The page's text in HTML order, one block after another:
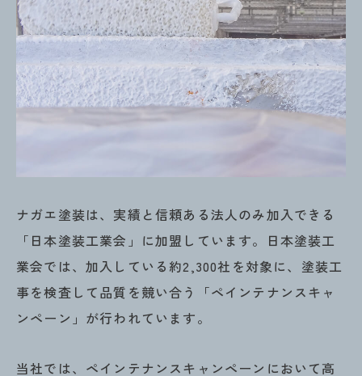
ナガエ塗装は、実績と信頼ある法人のみ加入できる
「日本塗装工業会」に加盟しています。日本塗装工
業会では、加入している約2,300社を対象に、塗装工
事を検査して品質を競い合う「ペインテナンスキャ
ンペーン」が行われています。
当社では、ペインテナンスキャンペーンにおいて高